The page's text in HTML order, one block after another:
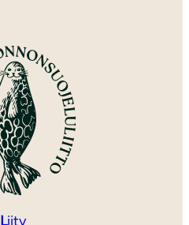
Liity